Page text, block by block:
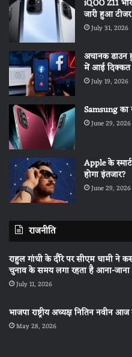
iQOO Z11
जारी हुआ टीजर
July 31, 2026
अचानक डाउन
में आई दिक्कत
July 19, 2026
Samsung का
June 29, 2026
Apple के
होगा इंतजार?
June 29, 2026
राजनीति
राहुल गांधी के दौरे पर सीएम धामी ने
चुनाव के समय लगा रहता है आना-जाना
July 11, 2026
भाजपा राष्ट्रीय अध्यक्ष नितिन नवीन
May 28, 2026